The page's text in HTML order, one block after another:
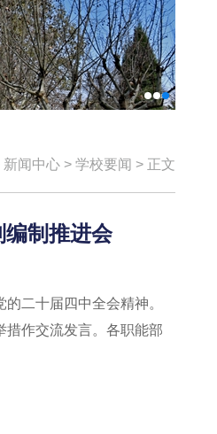
新闻中心 > 学校要闻 > 正文
编制推进会
二十届四中全会精神。
措作交流发言。各职能部